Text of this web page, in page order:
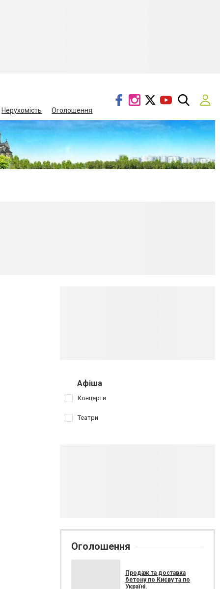
Нерухомість Оголошення
Афіша
Концерти
Театри
Оголошення
Продаж та доставка
бетону по Києву та по
Україні.